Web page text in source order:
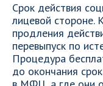
Срок действия
лицевой стороне.
продления
перевыпуск по
Процедура
до окончания